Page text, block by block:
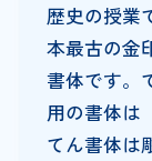
歴史の授業
本最古の金
書体です。
用の書体は
てん書体は